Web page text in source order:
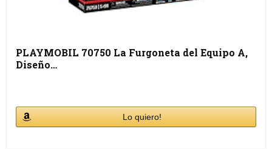
PLAYMOBIL 70750 La Furgoneta del Equipo A,
Diseño…
Lo quiero!